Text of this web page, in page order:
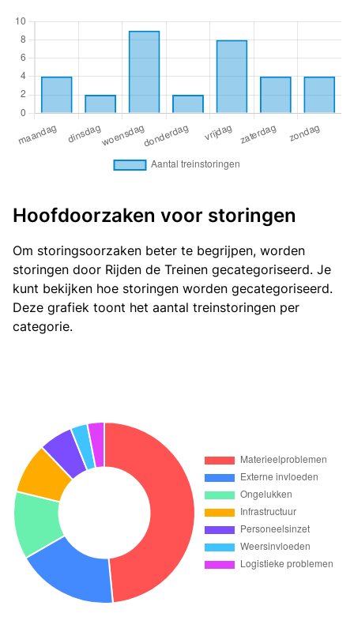
Hoofdoorzaken voor storingen
Om storingsoorzaken beter te begrijpen, worden
storingen door Rijden de Treinen gecategoriseerd. Je
kunt bekijken hoe storingen worden gecategoriseerd.
Deze grafiek toont het aantal treinstoringen per
categorie.